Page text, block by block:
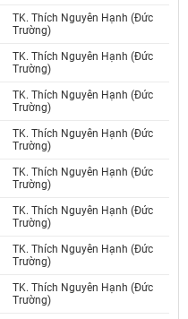
TK. Thích Nguyên Hạnh (Đức
Trường)
TK. Thích Nguyên Hạnh (Đức
Trường)
TK. Thích Nguyên Hạnh (Đức
Trường)
TK. Thích Nguyên Hạnh (Đức
Trường)
TK. Thích Nguyên Hạnh (Đức
Trường)
TK. Thích Nguyên Hạnh (Đức
Trường)
TK. Thích Nguyên Hạnh (Đức
Trường)
TK. Thích Nguyên Hạnh (Đức
Trường)